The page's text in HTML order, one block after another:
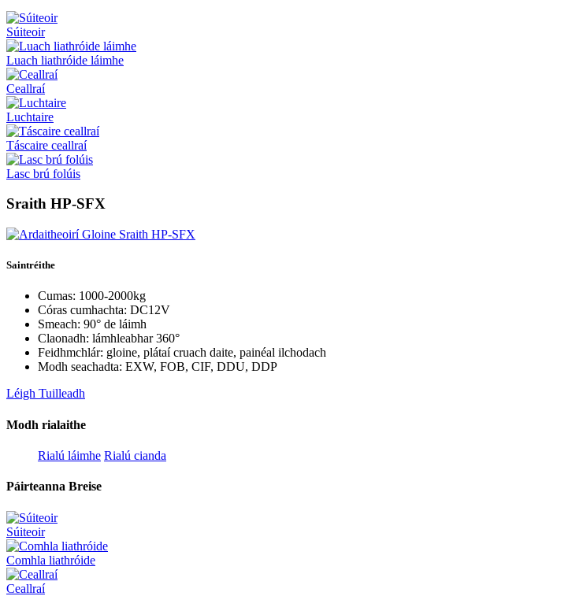
Súiteoir
Luach liathróide láimhe
Ceallraí
Luchtaire
Táscaire ceallraí
Lasc brú folúis
Sraith HP-SFX
Saintréithe
Cumas: 1000-2000kg
Córas cumhachta: DC12V
Smeach: 90° de láimh
Claonadh: lámhleabhar 360°
Feidhmchlár: gloine, plátaí cruach daite, painéal ilchodach
Modh seachadta: EXW, FOB, CIF, DDU, DDP
Léigh Tuilleadh
Modh rialaithe
Rialú láimhe Rialú cianda
Páirteanna Breise
Súiteoir
Comhla liathróide
Ceallraí